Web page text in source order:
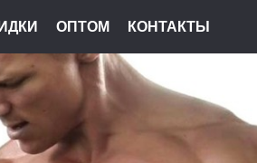
ОПТОМ КОНТАКТЫ